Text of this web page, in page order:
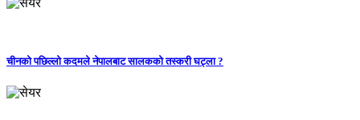
चीनको पछिल्लो कदमले नेपालबाट सालकको तस्करी घट्ला ?